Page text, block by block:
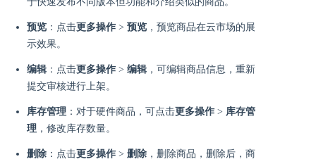
预览 ：点击更多操作 > 预览 ，预览商品在云市场的展
示效果。
编辑 ：点击更多操作 > 编辑 ，可编辑商品信息，重新
提交审核进行上架。
库存管理 ：对于硬件商品，可点击更多操作 > 库存管
理 ，修改库存数量。
删除 ：点击更多操作 > 删除 ，删除商品，删除后，商